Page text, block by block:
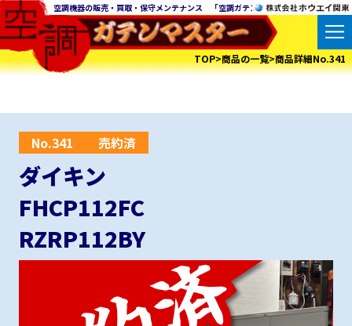
空調機器の販売・買取・保守メンテナンス 「空調ガテンマスター」の株式会社ホ
TOP>商品の一覧>商品詳細No.341
No.341 売約済
ダイキン
FHCP112FC
RZRP112BY